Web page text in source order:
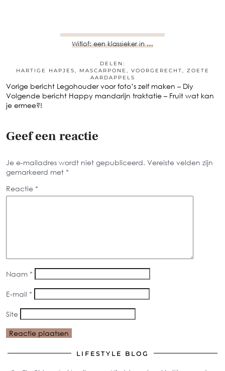
Witlof: een klassieker in …
DELEN:
HARTIGE HAPJES, MASCARPONE , VOORGERECHT, ZOETE
AARDAPPELS
Vorige bericht Legohouder voor foto’s zelf maken – Diy
Volgende bericht Happy mandarijn traktatie – Fruit wat kan
je ermee?!
Geef een reactie
Je e-mailadres wordt niet gepubliceerd. Vereiste velden zijn
gemarkeerd met *
Reactie *
Naam *
E-mail *
Site
LIFESTYLE BLOG